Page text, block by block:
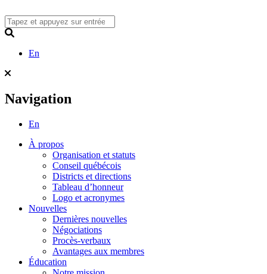
to
content
En
Navigation
En
À propos
Organisation et statuts
Conseil québécois
Districts et directions
Tableau d’honneur
Logo et acronymes
Nouvelles
Dernières nouvelles
Négociations
Procès-verbaux
Avantages aux membres
Éducation